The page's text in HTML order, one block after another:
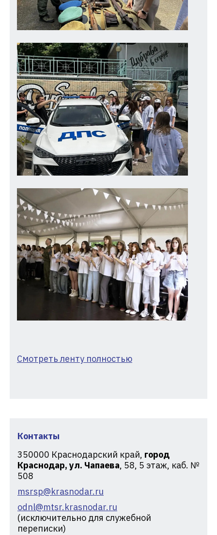
Контакты
350000 Краснодарский край, город
Краснодар, ул. Чапаева, 58, 5 этаж, каб. №
508
msrsp@krasnodar.ru
odnl@mtsr.krasnodar.ru
(исключительно для служебной
переписки)
Смотреть ленту полностью